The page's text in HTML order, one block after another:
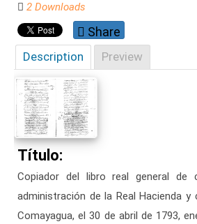
2 Downloads
Share
Description Preview
Título:
Copiador del libro real general
administración de la Real Hacienda y
Comayagua, el 30 de abril de 1793,